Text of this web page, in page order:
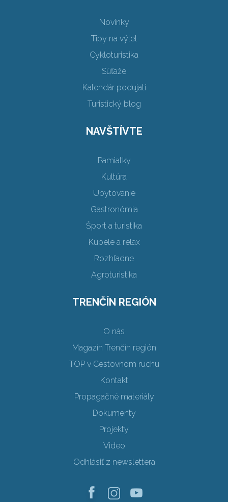
Novinky
Tipy na výlet
Cykloturistika
Súťaže
Kalendár podujatí
Turistický blog
NAVŠTÍVTE
Pamiatky
Kultúra
Ubytovanie
Gastronómia
Šport a turistika
Kúpele a relax
Rozhľadne
Agroturistika
TRENČÍN REGIÓN
O nás
Magazín Trenčín región
TOP v Cestovnom ruchu
Kontakt
Propagačné materiály
Dokumenty
Projekty
Video
Odhlásiť z newslettera